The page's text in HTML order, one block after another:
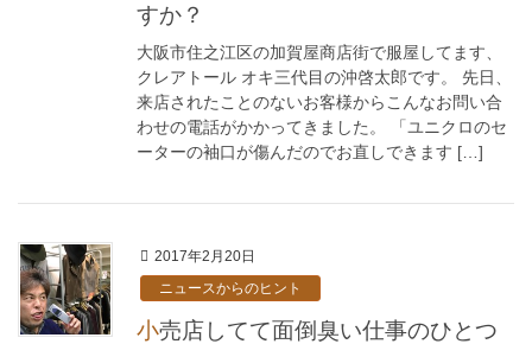
すか？
大阪市住之江区の加賀屋商店街で服屋してます、
クレアトール オキ三代目の沖啓太郎です。 先日、
来店されたことのないお客様からこんなお問い合
わせの電話がかかってきました。 「ユニクロのセ
ーターの袖口が傷んだのでお直しできます […]
2017年2月20日
ニュースからのヒント
小売店してて面倒臭い仕事のひとつ